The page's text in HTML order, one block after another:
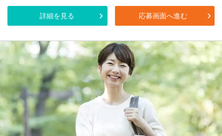
詳細を見る 応募画面へ進む